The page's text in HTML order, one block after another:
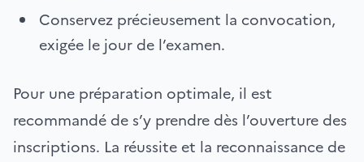
Conservez précieusement la convocation,
exigée le jour de l’examen.
Pour une préparation optimale, il est
recommandé de s’y prendre dès l’ouverture des
inscriptions. La réussite et la reconnaissance de